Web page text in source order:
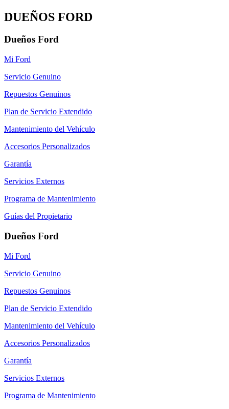
DUEÑOS FORD
Dueños Ford
Mi Ford
Servicio Genuino
Repuestos Genuinos
Plan de Servicio Extendido
Mantenimiento del Vehículo
Accesorios Personalizados
Garantía
Servicios Externos
Programa de Mantenimiento
Guías del Propietario
Dueños Ford
Mi Ford
Servicio Genuino
Repuestos Genuinos
Plan de Servicio Extendido
Mantenimiento del Vehículo
Accesorios Personalizados
Garantía
Servicios Externos
Programa de Mantenimiento